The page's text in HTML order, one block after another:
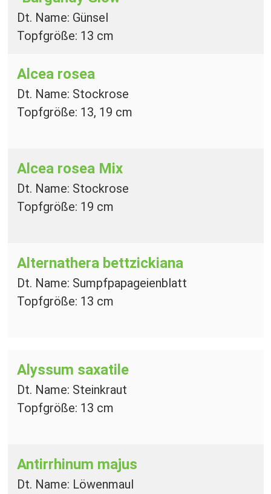
Dt. Name: Günsel
Topfgröße: 13 cm
Alcea rosea
Dt. Name: Stockrose
Topfgröße: 13, 19 cm
Alcea rosea Mix
Dt. Name: Stockrose
Topfgröße: 19 cm
Alternathera bettzickiana
Dt. Name: Sumpfpapageienblatt
Topfgröße: 13 cm
Alyssum saxatile
Dt. Name: Steinkraut
Topfgröße: 13 cm
Antirrhinum majus
Dt. Name: Löwenmaul